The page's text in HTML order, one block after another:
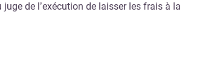
de l’exécution de laisser les frais à la